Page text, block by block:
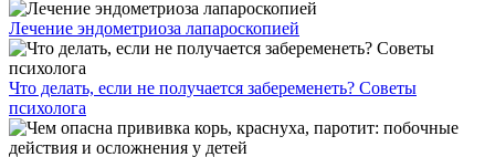
Лечение эндометриоза лапароскопией
Что делать, если не получается забеременеть? Советы
психолога